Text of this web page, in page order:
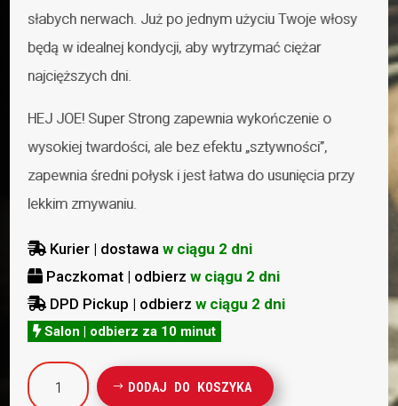
słabych nerwach. Już po jednym użyciu Twoje włosy
będą w idealnej kondycji, aby wytrzymać ciężar
najcięższych dni.
HEJ JOE! Super Strong zapewnia wykończenie o
wysokiej twardości, ale bez efektu „sztywności”,
zapewnia średni połysk i jest łatwa do usunięcia przy
lekkim zmywaniu.
 Kurier | dostawaw ciągu 2 dni
 Paczkomat | odbierzw ciągu 2 dni
 DPD Pickup | odbierzw ciągu 2 dni
Salon | odbierz za 10 minut
ilość
HEY
DODAJ DO KOSZYKA